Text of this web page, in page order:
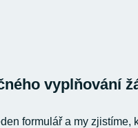
vyplňování
formulář a my